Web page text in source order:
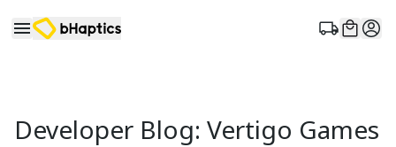
Developer Blog: Vertigo Games